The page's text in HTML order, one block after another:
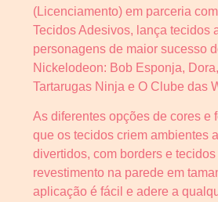
(Licenciamento) em parceria
Tecidos Adesivos, lança tecidos
personagens de maior sucesso
Nickelodeon: Bob Esponja,
Tartarugas Ninja e O Clube das
As diferentes opções de cores e
que os tecidos criem ambientes
divertidos, com borders e
revestimento na parede em
aplicação é fácil e adere a